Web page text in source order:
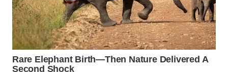
WAHANA
DESA
WISATA
LAPAK